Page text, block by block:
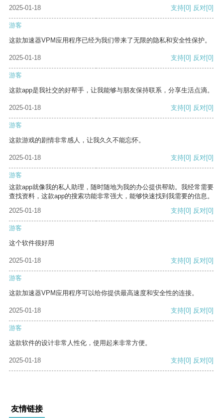
2025-01-18 支持[0] 反对[0]
游客
这款加速器VPM应用程序已经为我们带来了无限的隐私和安全性保护。
2025-01-18 支持[0] 反对[0]
游客
这款app是我社交的好帮手，让我能够与朋友保持联系，分享生活点滴。
2025-01-18 支持[0] 反对[0]
游客
这款游戏的剧情非常感人，让我久久不能忘怀。
2025-01-18 支持[0] 反对[0]
游客
这款app就像我的私人助理，随时随地为我的办公提供帮助。我经常需要
查找资料，这款app的搜索功能非常强大，能够快速找到我需要的信息。
2025-01-18
支持[0] 反对[0]
游客
这个软件很好用
2025-01-18 支持[0] 反对[0]
游客
这款加速器VPM应用程序可以给你提供最高速度和安全性的连接。
2025-01-18 支持[0] 反对[0]
游客
这款软件的设计非常人性化，使用起来非常方便。
2025-01-18 支持[0] 反对[0]
友情链接